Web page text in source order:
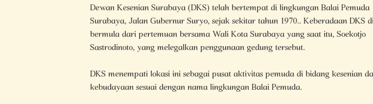
Dewan Kesenian Surabaya (DKS) telah bertempat di lingkungan Balai Pemuda
Surabaya, Jalan Gubernur Suryo, sejak sekitar tahun 1970.. Keberadaan DKS
bermula dari pertemuan bersama Wali Kota Surabaya yang saat itu, Soekotjo
Sastrodinoto, yang melegalkan penggunaan gedung tersebut.
DKS menempati lokasi ini sebagai pusat aktivitas pemuda di bidang kesenian
kebudayaan sesuai dengan nama lingkungan Balai Pemuda.